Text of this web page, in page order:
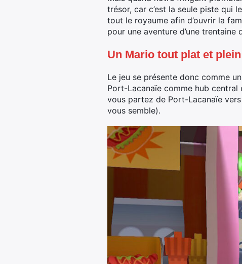
trésor, car c’est la seule piste qui
tout le royaume afin d’ouvrir la
pour une aventure d’une
Un Mario tout plat et
Le jeu se présente donc comme
Port-Lacanaïe comme hub
vous partez de Port-Lacanaïe
vous semble).